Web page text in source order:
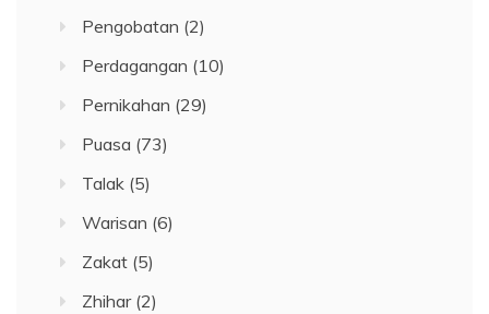
Pengobatan (2)
Perdagangan (10)
Pernikahan (29)
Puasa (73)
Talak (5)
Warisan (6)
Zakat (5)
Zhihar(2)